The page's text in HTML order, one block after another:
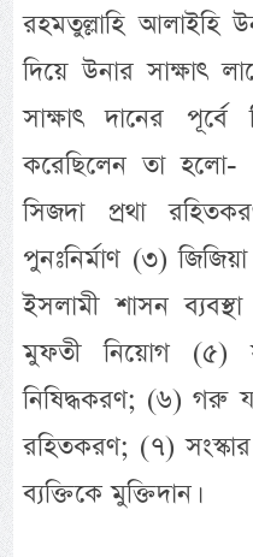
রহমতুল্লাহি আলাইহি
দিয়ে উনার সাক্ষাৎ
সাক্ষাৎ দানের
করেছিলেন তা হলো-
সিজদা প্রথা
পুনঃনির্মাণ (৩)
ইসলামী শাসন
মুফতী নিয়োগ (৫)
নিষিদ্ধকরণ; (৬) গরু
রহিতকরণ; (৭)
ব্যক্তিকে মুক্তিদান।